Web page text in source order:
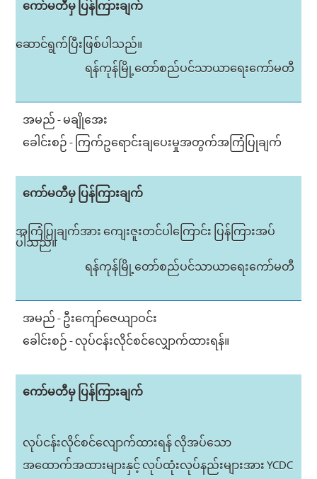
ကော်မတီမှ ပြန်ကြားချက်
ဆောင်ရွက်ပြီးဖြစ်ပါသည်။
ရန်ကုန်မြို့တော်စည်ပင်သာယာရေးကော်မတီ
အမည် - မချိုအေး
ခေါင်းစဉ် - ကြက်ဥရောင်းချပေးမှုအတွက်အကြံပြုချက်
ကော်မတီမှ ပြန်ကြားချက်
အကြံပြုချက်အား ကျေးဇူးတင်ပါကြောင်း ပြန်ကြားအပ်
ပါသည်။
ရန်ကုန်မြို့တော်စည်ပင်သာယာရေးကော်မတီ
အမည် - ဦးကျော်ဇေယျာဝင်း
ခေါင်းစဉ် - လုပ်ငန်းလိုင်စင်လျှောက်ထားရန်။
ကော်မတီမှ ပြန်ကြားချက်
လုပ်ငန်းလိုင်စင်လျောက်ထားရန် လိုအပ်သော
အထောက်အထားများနှင့် လုပ်ထုံးလုပ်နည်းများအား YCDC